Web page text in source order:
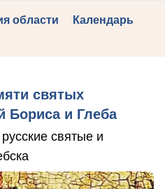
области
Календарь
святых
Бориса и Глеба
святые и